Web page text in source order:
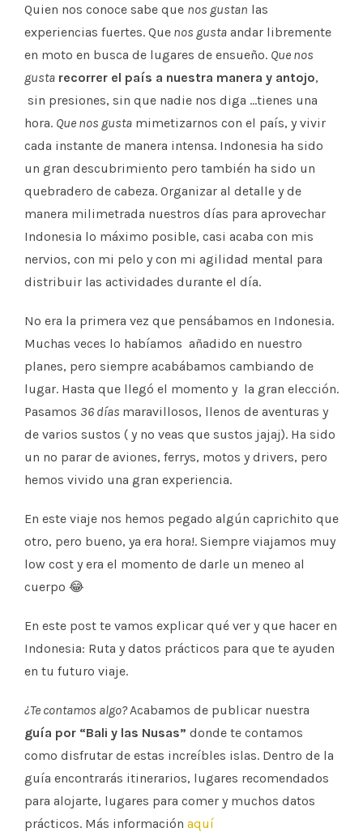
Quien nos conoce sabe que nos gustan las
experiencias fuertes. Que nos gusta andar libremente
en moto en busca de lugares de ensueño. Que nos
gusta recorrer el país a nuestra manera y antojo,
sin presiones, sin que nadie nos diga …tienes una
hora. Que nos gusta mimetizarnos con el país, y vivir
cada instante de manera intensa. Indonesia ha sido
un gran descubrimiento pero también ha sido un
quebradero de cabeza. Organizar al detalle y de
manera milimetrada nuestros días para aprovechar
Indonesia lo máximo posible, casi acaba con mis
nervios, con mi pelo y con mi agilidad mental para
distribuir las actividades durante el día.
No era la primera vez que pensábamos en Indonesia.
Muchas veces lo habíamos añadido en nuestro
planes, pero siempre acabábamos cambiando de
lugar. Hasta que llegó el momento y la gran elección.
Pasamos 36 días maravillosos, llenos de aventuras y
de varios sustos ( y no veas que sustos jajaj). Ha sido
un no parar de aviones, ferrys, motos y drivers, pero
hemos vivido una gran experiencia.
En este viaje nos hemos pegado algún caprichito que
otro, pero bueno, ya era hora!. Siempre viajamos muy
low cost y era el momento de darle un meneo al
cuerpo 😂
En este post te vamos explicar qué ver y que hacer en
Indonesia: Ruta y datos prácticos para que te ayuden
en tu futuro viaje.
¿Te contamos algo?Acabamos de publicar nuestra
guía por “Bali y las Nusas” donde te contamos
como disfrutar de estas increíbles islas. Dentro de la
guía encontrarás itinerarios, lugares recomendados
para alojarte, lugares para comer y muchos datos
prácticos. Más información aquí